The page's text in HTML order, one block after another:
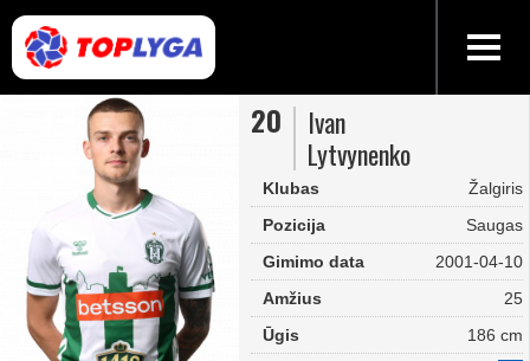
20
Ivan
Lytvynenko
Klubas
Žalgiris
Pozicija
Saugas
Gimimo data
2001-04-10
Amžius
25
Ūgis
186 cm